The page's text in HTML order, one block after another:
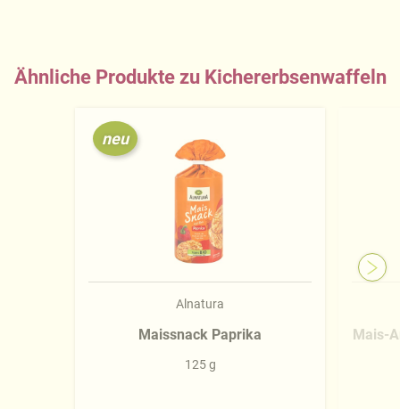
Ähnliche Produkte zu Kichererbsenwaffeln
neu
Alnatura
Maissnack Paprika
125 g
Mais-